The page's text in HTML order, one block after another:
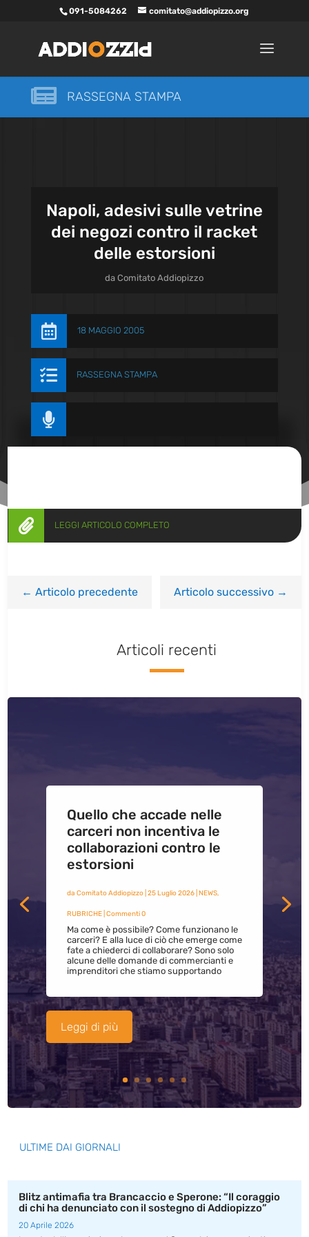
091-5084262 comitato@addiopizzo.org
 RASSEGNA STAMPA
Napoli, adesivi sulle vetrine
dei negozi contro il racket
delle estorsioni
daComitato Addiopizzo
 18 MAGGIO 2005
 RASSEGNA STAMPA

 LEGGI ARTICOLO COMPLETO
←Articolo precedente Articolo successivo→
Articoli recenti
Quello che accade nelle
carceri non incentiva le
collaborazioni contro le
estorsioni
da Comitato Addiopizzo| 25 Luglio 2026| NEWS,
RUBRICHE| Commenti 0
Ma come è possibile? Come funzionano le
carceri? E alla luce di ciò che emerge come
fate a chiederci di collaborare? Sono solo
alcune delle domande di commercianti e
imprenditori che stiamo supportando
Leggi di più
ULTIME DAI GIORNALI
Blitz antimafia tra Brancaccio e Sperone: “Il coraggio
di chi ha denunciato con il sostegno di Addiopizzo”
20 Aprile 2026